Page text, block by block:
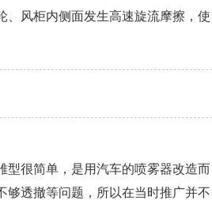
风柜内侧面发生高速旋流摩擦，使
很简单，是用汽车的喷雾器改造而
够透撤等问题，所以在当时推广并不